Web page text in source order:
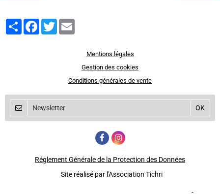
PartagerFacebook
Twitter
Mentions légales
Gestion des cookies
Conditions générales de vente
Réglement Générale de la Protection des Données
Site réalisé par l'Association Tichri